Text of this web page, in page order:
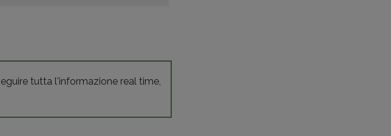
tutta l'informazione real time,